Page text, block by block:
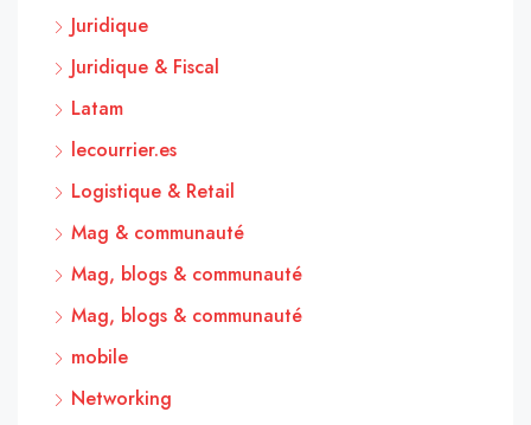
Juridique
Juridique & Fiscal
Latam
lecourrier.es
Logistique & Retail
Mag & communauté
Mag, blogs & communauté
Mag, blogs & communauté
mobile
Networking